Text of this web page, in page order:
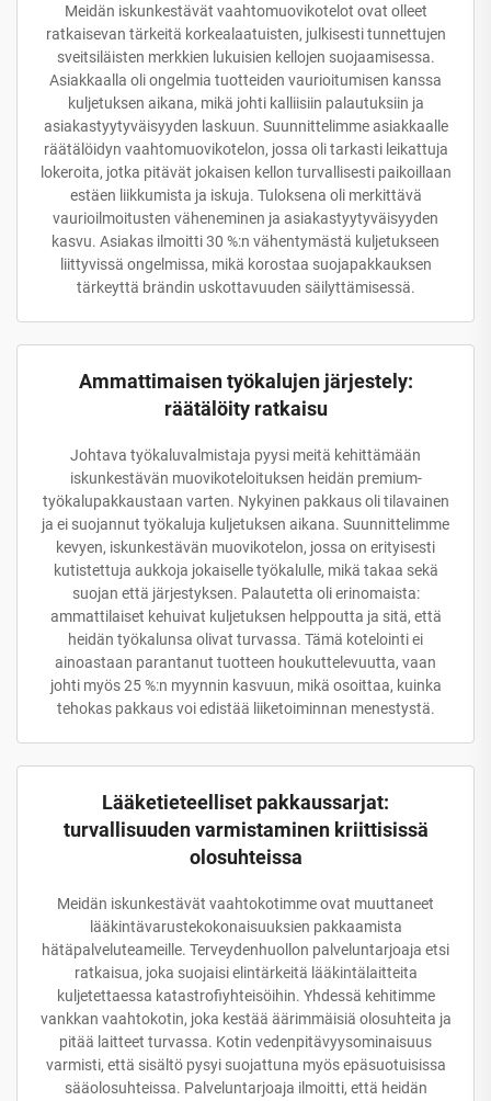
Meidän iskunkestävät vaahtomuovikotelot ovat olleet
ratkaisevan tärkeitä korkealaatuisten, julkisesti tunnettujen
sveitsiläisten merkkien lukuisien kellojen suojaamisessa.
Asiakkaalla oli ongelmia tuotteiden vaurioitumisen kanssa
kuljetuksen aikana, mikä johti kalliisiin palautuksiin ja
asiakastyytyväisyyden laskuun. Suunnittelimme asiakkaalle
räätälöidyn vaahtomuovikotelon, jossa oli tarkasti leikattuja
lokeroita, jotka pitävät jokaisen kellon turvallisesti paikoillaan
estäen liikkumista ja iskuja. Tuloksena oli merkittävä
vaurioilmoitusten väheneminen ja asiakastyytyväisyyden
kasvu. Asiakas ilmoitti 30 %:n vähentymästä kuljetukseen
liittyvissä ongelmissa, mikä korostaa suojapakkauksen
tärkeyttä brändin uskottavuuden säilyttämisessä.
Ammattimaisen työkalujen järjestely:
räätälöity ratkaisu
Johtava työkaluvalmistaja pyysi meitä kehittämään
iskunkestävän muovikoteloituksen heidän premium-
työkalupakkaustaan varten. Nykyinen pakkaus oli tilavainen
ja ei suojannut työkaluja kuljetuksen aikana. Suunnittelimme
kevyen, iskunkestävän muovikotelon, jossa on erityisesti
kutistettuja aukkoja jokaiselle työkalulle, mikä takaa sekä
suojan että järjestyksen. Palautetta oli erinomaista:
ammattilaiset kehuivat kuljetuksen helppoutta ja sitä, että
heidän työkalunsa olivat turvassa. Tämä kotelointi ei
ainoastaan parantanut tuotteen houkuttelevuutta, vaan
johti myös 25 %:n myynnin kasvuun, mikä osoittaa, kuinka
tehokas pakkaus voi edistää liiketoiminnan menestystä.
Lääketieteelliset pakkaussarjat:
turvallisuuden varmistaminen kriittisissä
olosuhteissa
Meidän iskunkestävät vaahtokotimme ovat muuttaneet
lääkintävarustekokonaisuuksien pakkaamista
hätäpalveluteameille. Terveydenhuollon palveluntarjoaja etsi
ratkaisua, joka suojaisi elintärkeitä lääkintälaitteita
kuljetettaessa katastrofiyhteisöihin. Yhdessä kehitimme
vankkan vaahtokotin, joka kestää äärimmäisiä olosuhteita ja
pitää laitteet turvassa. Kotin vedenpitävyysominaisuus
varmisti, että sisältö pysyi suojattuna myös epäsuotuisissa
sääolosuhteissa. Palveluntarjoaja ilmoitti, että heidän